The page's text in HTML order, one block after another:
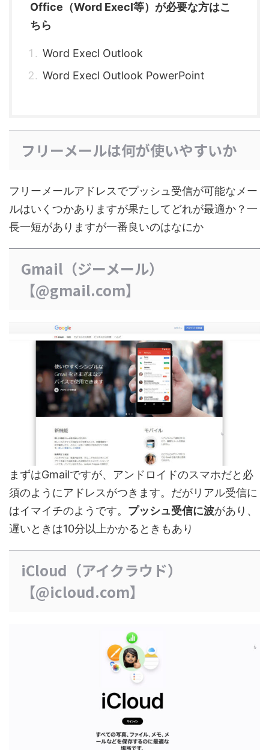
Office（Word Execl等）が必要な方はこ
ちら
Word Execl Outlook
Word Execl Outlook PowerPoint
フリーメールは何が使いやすいか
フリーメールアドレスでプッシュ受信が可能なメー
ルはいくつかありますが果たしてどれが最適か？一
長一短がありますが一番良いのはなにか
Gmail（ジーメール）
【@gmail.com】
まずはGmailですが、アンドロイドのスマホだと必
須のようにアドレスがつきます。だがリアル受信に
はイマイチのようです。 プッシュ受信に波があり、
遅いときは10分以上かかるときもあり
iCloud（アイクラウド）
【@icloud.com】